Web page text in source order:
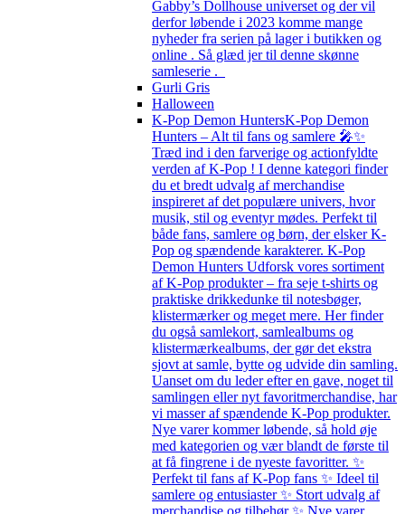
Gabby’s Dollhouse universet og der vil
derfor løbende i 2023 komme mange
nyheder fra serien på lager i butikken og
online . Så glæd jer til denne skønne
samleserie .
Gurli Gris
Halloween
K-Pop Demon HuntersK-Pop Demon
Hunters – Alt til fans og samlere 🎤✨
Træd ind i den farverige og actionfyldte
verden af K-Pop ! I denne kategori finder
du et bredt udvalg af merchandise
inspireret af det populære univers, hvor
musik, stil og eventyr mødes. Perfekt til
både fans, samlere og børn, der elsker K-
Pop og spændende karakterer. K-Pop
Demon Hunters Udforsk vores sortiment
af K-Pop produkter – fra seje t-shirts og
praktiske drikkedunke til notesbøger,
klistermærker og meget mere. Her finder
du også samlekort, samlealbums og
klistermærkealbums, der gør det ekstra
sjovt at samle, bytte og udvide din samling.
Uanset om du leder efter en gave, noget til
samlingen eller nyt favoritmerchandise, har
vi masser af spændende K-Pop produkter.
Nye varer kommer løbende, så hold øje
med kategorien og vær blandt de første til
at få fingrene i de nyeste favoritter. ✨
Perfekt til fans af K-Pop fans ✨ Ideel til
samlere og entusiaster ✨ Stort udvalg af
merchandise og tilbehør ✨ Nye varer